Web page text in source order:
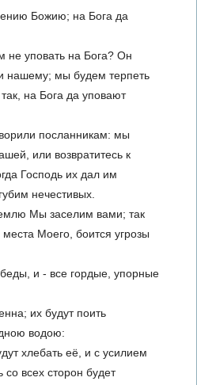
Божию; на Бога да
не уповать на Бога? Он
нашему; мы будем терпеть
на Бога да уповают
посланникам: мы
или возвратитесь к
Господь их дал им
нечестивых.
Мы заселим вами; так
Моего, боится угрозы
и - все гордые, упорные
их будут поить
водою:
хлебать её, и с усилием
со всех сторон будет